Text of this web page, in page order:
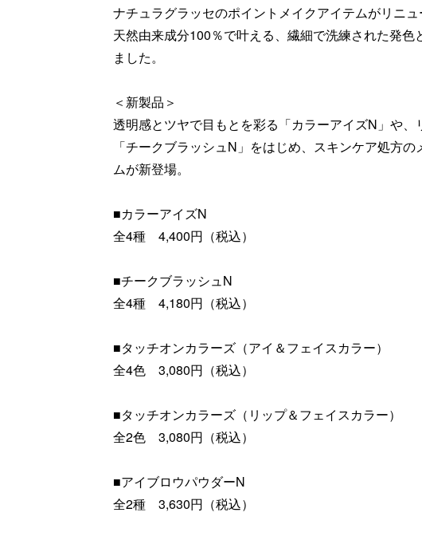
ナチュラグラッセのポイントメイクアイテムがリニュ
天然由来成分100％で叶える、繊細で洗練された発色
ました。
＜新製品＞
透明感とツヤで目もとを彩る「カラーアイズN」や、
「チークブラッシュN」をはじめ、スキンケア処方
ムが新登場。
■カラーアイズN
全4種 4,400円（税込）
■チークブラッシュN
全4種 4,180円（税込）
■タッチオンカラーズ（アイ＆フェイスカラー）
全4色 3,080円（税込）
■タッチオンカラーズ（リップ＆フェイスカラー）
全2色 3,080円（税込）
■アイブロウパウダーN
全2種 3,630円（税込）